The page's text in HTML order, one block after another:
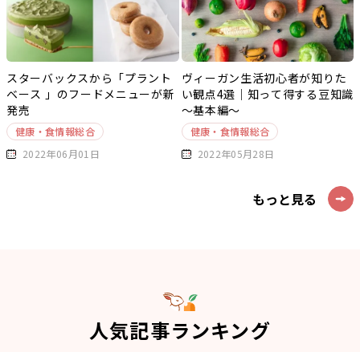
スターバックスから「プラント
ベース 」のフードメニューが新
発売
健康・食情報総合
2022年06月01日
ヴィーガン生活初心者が知りた
い観点4選｜知って得する豆知識
～基本編～
健康・食情報総合
2022年05月28日
もっと見る
人気記事ランキング